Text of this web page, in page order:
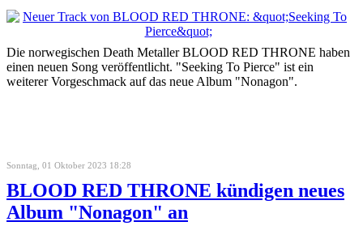
Die norwegischen Death Metaller BLOOD RED THRONE haben
einen neuen Song veröffentlicht. "Seeking To Pierce" ist ein
weiterer Vorgeschmack auf das neue Album "Nonagon".
Sonntag, 01 Oktober 2023 18:28
BLOOD RED THRONE kündigen neues
Album "Nonagon" an